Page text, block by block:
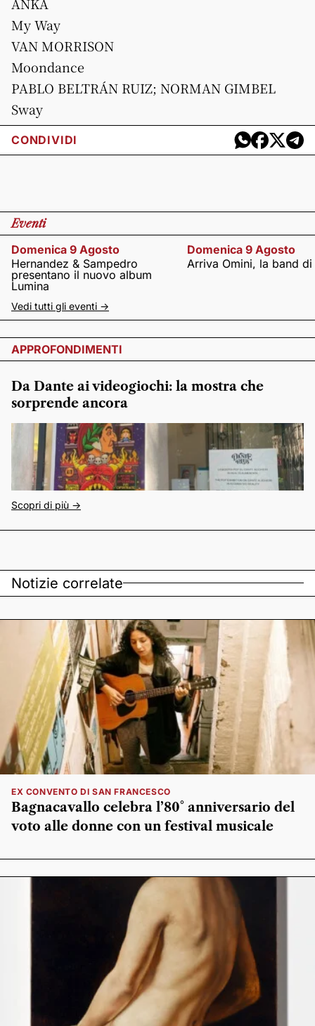
My Way
VAN MORRISON
Moondance
PABLO BELTRÁN RUIZ; NORMAN GIMBEL
Sway
CONDIVIDI
Eventi
Domenica 9 Agosto
Hernandez & Sampedro
presentano il nuovo album
Lumina
Domenica 9 Agosto
Arriva Omini, la band
Vedi tutti gli eventi ->
APPROFONDIMENTI
Da Dante ai videogiochi: la mostra che
sorprende ancora
Scopri di più ->
Notizie correlate
EX CONVENTO DI SAN FRANCESCO
Bagnacavallo celebra l’80° anniversario del
voto alle donne con un festival musicale